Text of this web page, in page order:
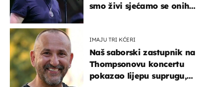
smo živi sjećamo se onih
IMAJU TRI KĆERI
Naš saborski zastupnik na
Thompsonovu koncertu
pokazao lijepu suprugu,